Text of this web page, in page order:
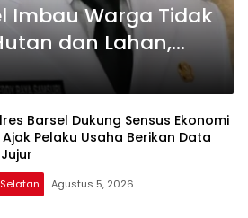
Imbau Warga Tidak
dan Lahan,
Selatan Bebas
Barsel Dukung Sensus Ekonomi
Ajak Pelaku Usaha Berikan Data
Agustus 5, 2026